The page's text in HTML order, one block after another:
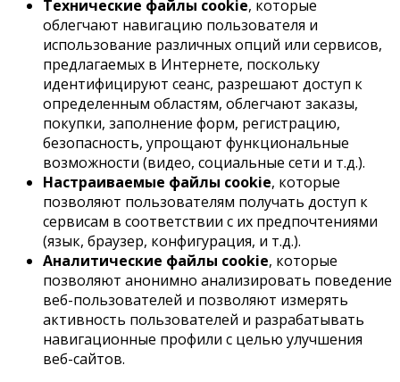
Технические файлы cookie, которые
облегчают навигацию пользователя и
использование различных опций или сервисов,
предлагаемых в Интернете, поскольку
идентифицируют сеанс, разрешают доступ к
определенным областям, облегчают заказы,
покупки, заполнение форм, регистрацию,
безопасность, упрощают функциональные
возможности (видео, социальные сети и т.д.).
Настраиваемые файлы cookie, которые
позволяют пользователям получать доступ к
сервисам в соответствии с их предпочтениями
(язык, браузер, конфигурация, и т.д.).
Аналитические файлы cookie, которые
позволяют анонимно анализировать поведение
веб-пользователей и позволяют измерять
активность пользователей и разрабатывать
навигационные профили с целью улучшения
веб-сайтов.